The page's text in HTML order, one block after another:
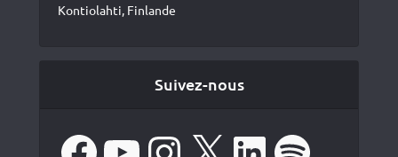
Kontiolahti, Finlande
Suivez-nous
FacebookYouTube Instagram LinkedIn Spotify